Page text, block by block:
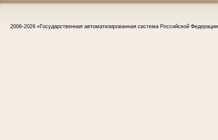
2006-2026 «Государственная автоматизированная система Российской